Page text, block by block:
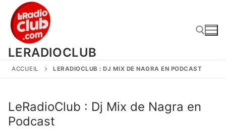
contenu
LERADIOCLUB
Rechercher :
ACCUEIL LERADIOCLUB : DJ MIX DE NAGRA EN PODCAST
LeRadioClub : Dj Mix de Nagra en
Podcast